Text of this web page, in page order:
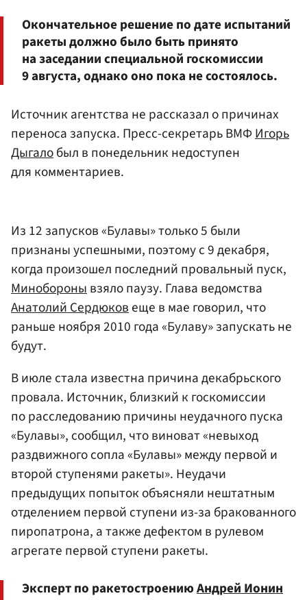
Окончательное решение по дате испытаний
ракеты должно было быть принято
на заседании специальной госкомиссии
9 августа, однако оно пока не состоялось.
Источник агентства не рассказал о причинах
переноса запуска. Пресс-секретарь ВМФИгорь
Дыгалобыл в понедельник недоступен
для комментариев.
Из 12 запусков «Булавы» только 5 были
признаны успешными, поэтому с 9 декабря,
когда произошел последний провальный пуск,
Миноборонывзяло паузу. Глава ведомства
Анатолий Сердюковеще в мае говорил, что
раньше ноября 2010 года «Булаву» запускать не
будут.
В июле стала известна причина декабрьского
провала. Источник, близкий к госкомиссии
по расследованию причины неудачного пуска
«Булавы», сообщил, что виноват «невыход
раздвижного сопла «Булавы» между первой и
второй ступенями ракеты». Неудачи
предыдущих попыток объясняли нештатным
отделением первой ступени из-за бракованного
пиропатрона, а также дефектом в рулевом
агрегате первой ступени ракеты.
Эксперт по ракетостроениюАндрей Ионин